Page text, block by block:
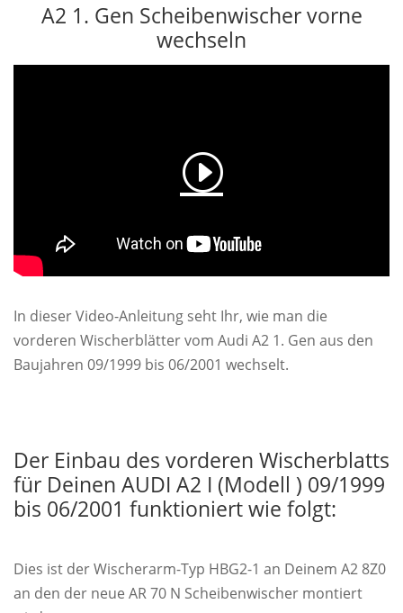
A2 1. Gen Scheibenwischer vorne
wechseln
In dieser Video-Anleitung seht Ihr, wie man die
vorderen Wischerblätter vom Audi A2 1. Gen aus den
Baujahren 09/1999 bis 06/2001 wechselt.
Der Einbau des vorderen Wischerblatts
für Deinen AUDI A2 I (Modell ) 09/1999
bis 06/2001 funktioniert wie folgt:
Dies ist der Wischerarm-Typ HBG2-1 an Deinem A2 8Z0
an den der neue AR 70 N Scheibenwischer montiert